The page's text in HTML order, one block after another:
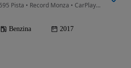
1368 cm3 • 160 CP • Abarth 595 Pista • Record Monza • CarPlay • 87.000 km
Benzina 2017